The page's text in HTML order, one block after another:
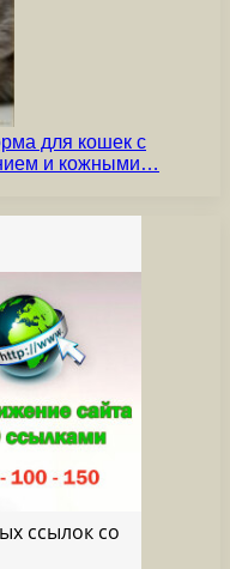
для кошек с
и кожными…